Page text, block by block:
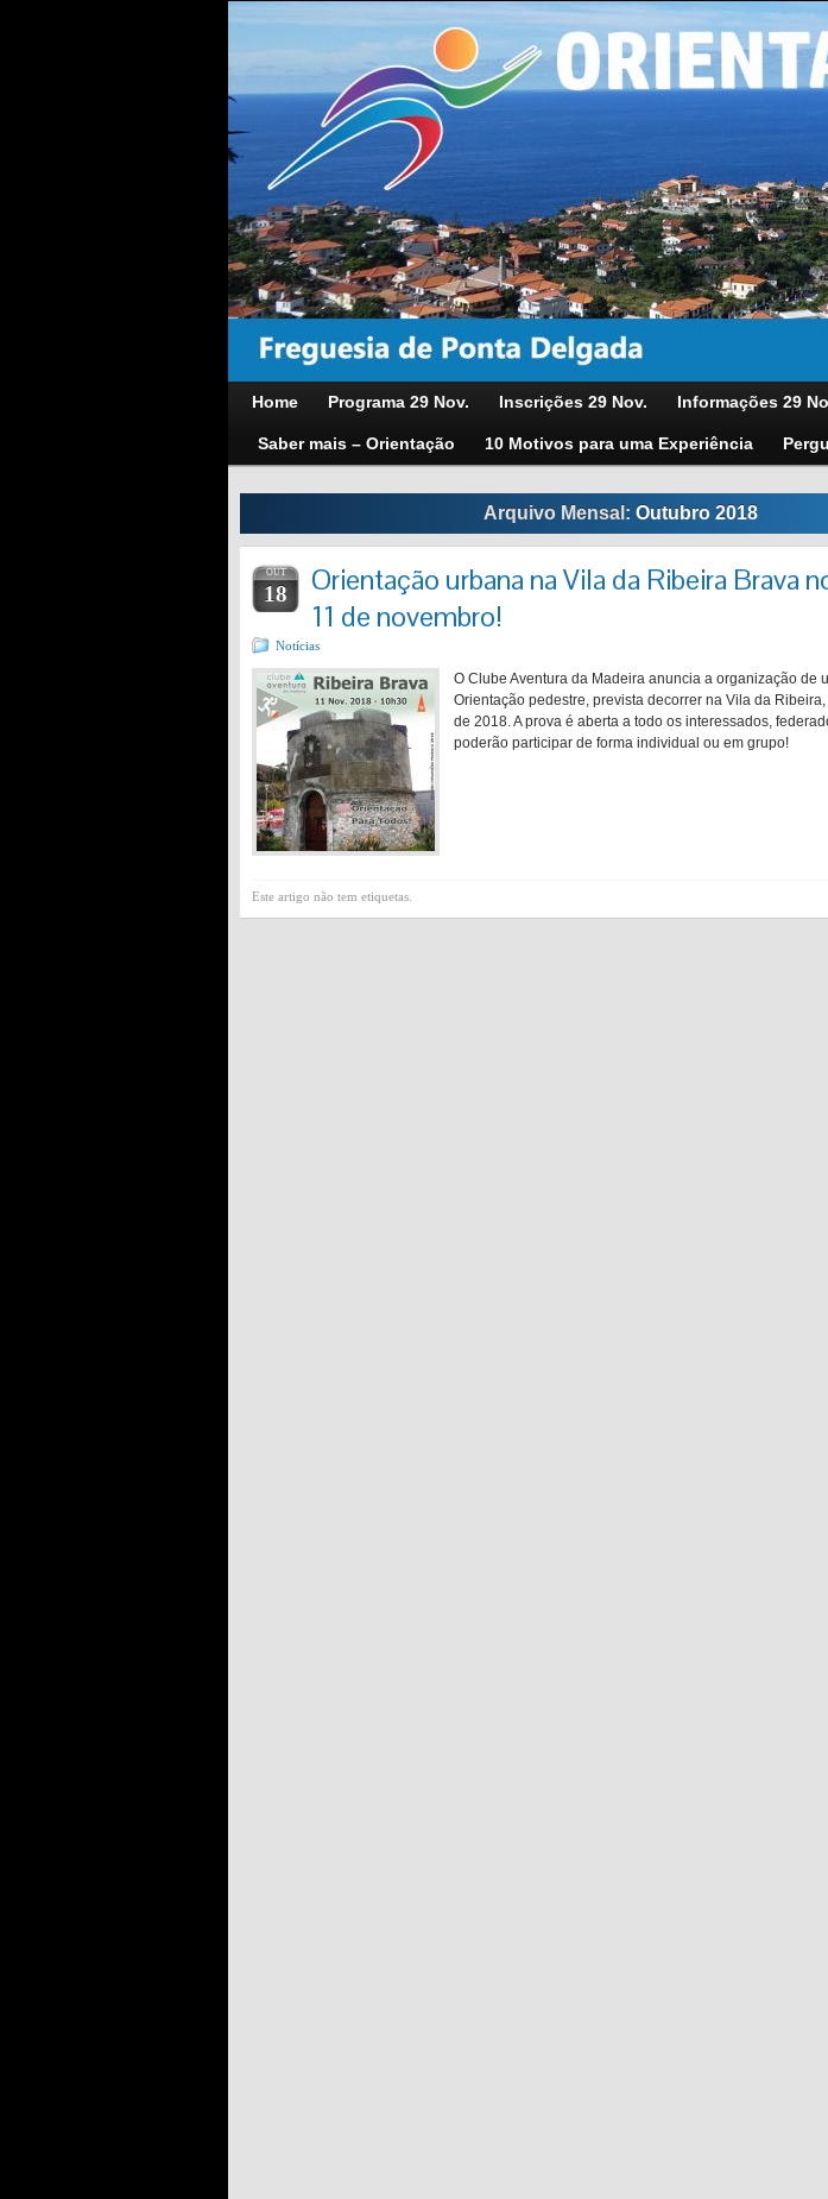
Home Programa 29 Nov. Inscrições 29 Nov. Informações 29
Saber mais – Orientação 10 Motivos para uma Experiência
Arquivo Mensal: Outubro 2018
OUT
18
Orientação urbana na Vila da Ribeira Brava
11 de novembro!
Notícias
O Clube Aventura da Madeira anuncia a organização de
Orientação pedestre, prevista decorrer na Vila da
de 2018. A prova é aberta a todo os interessados,
poderão participar de forma individual ou em grupo!
Este artigo não tem etiquetas.